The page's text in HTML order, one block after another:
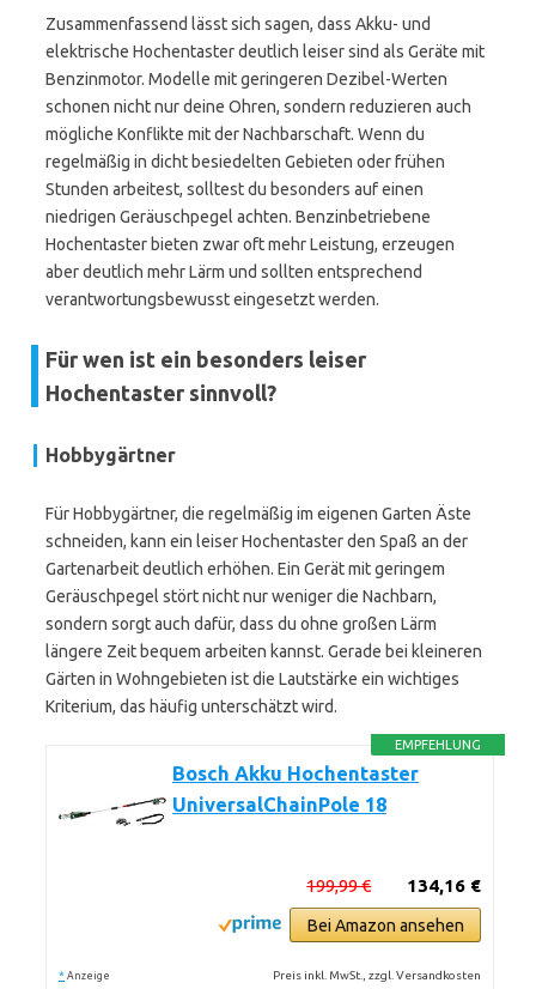
Zusammenfassend lässt sich sagen, dass Akku- und
elektrische Hochentaster deutlich leiser sind als Geräte mit
Benzinmotor. Modelle mit geringeren Dezibel-Werten
schonen nicht nur deine Ohren, sondern reduzieren auch
mögliche Konflikte mit der Nachbarschaft. Wenn du
regelmäßig in dicht besiedelten Gebieten oder frühen
Stunden arbeitest, solltest du besonders auf einen
niedrigen Geräuschpegel achten. Benzinbetriebene
Hochentaster bieten zwar oft mehr Leistung, erzeugen
aber deutlich mehr Lärm und sollten entsprechend
verantwortungsbewusst eingesetzt werden.
Für wen ist ein besonders leiser
Hochentaster sinnvoll?
Hobbygärtner
Für Hobbygärtner, die regelmäßig im eigenen Garten Äste
schneiden, kann ein leiser Hochentaster den Spaß an der
Gartenarbeit deutlich erhöhen. Ein Gerät mit geringem
Geräuschpegel stört nicht nur weniger die Nachbarn,
sondern sorgt auch dafür, dass du ohne großen Lärm
längere Zeit bequem arbeiten kannst. Gerade bei kleineren
Gärten in Wohngebieten ist die Lautstärke ein wichtiges
Kriterium, das häufig unterschätzt wird.
EMPFEHLUNG
Bosch Akku Hochentaster
UniversalChainPole 18
134,16 €
199,99 €
Bei Amazon ansehen
* Anzeige Preis inkl. MwSt., zzgl. Versandkosten